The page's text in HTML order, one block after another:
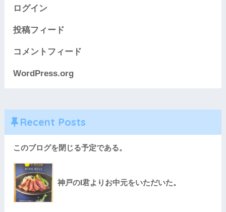
ログイン
投稿フィード
コメントフィード
WordPress.org
Recent Posts
このブログを閉じる予定である。
神戸のI君よりお中元をいただいた。